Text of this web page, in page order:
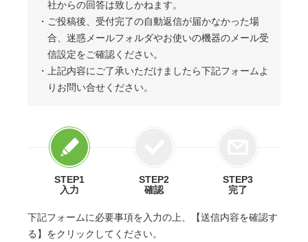
社からの回答は致しかねます。
・ご投稿後、受付完了の自動返信が届かなかった場
合、迷惑メールフォルダやお使いの機器のメール受
信設定をご確認ください。
・上記内容にご了承いただけましたら下記フォームよ
りお問い合せください。
STEP1
入力
STEP2
確認
STEP3
完了
下記フォームに必要事項を入力の上、【送信内容を確認す
る】をクリックしてください。